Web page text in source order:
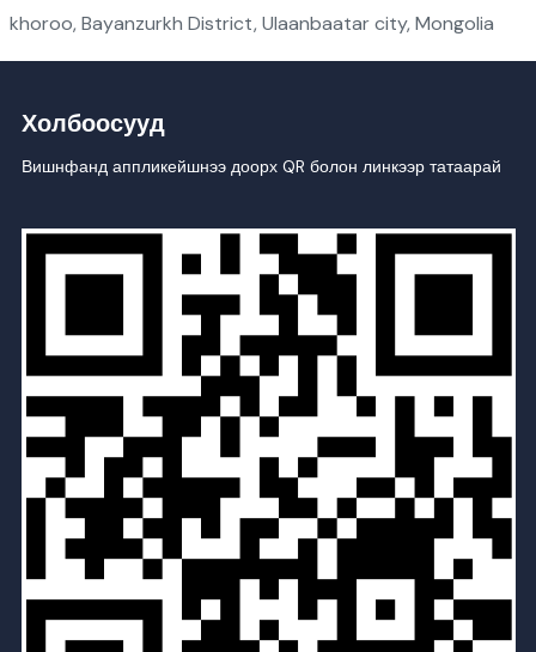
khoroo, Bayanzurkh District, Ulaanbaatar city, Mongolia
Холбоосууд
Вишнфанд аппликейшнээ доорх QR болон линкээр татаарай